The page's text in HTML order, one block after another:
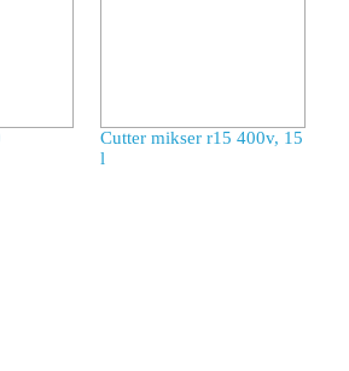
Cutter mikser r15 400v, 15
l